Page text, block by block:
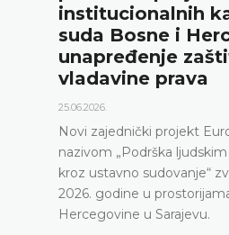
institucionalnih
suda Bosne i
unapređenje
vladavine prava
25.06.2026.
Novi zajednički projekt
nazivom „Podrška
kroz ustavno sudovanje“
2026. godine u
Hercegovine u Sarajevu.